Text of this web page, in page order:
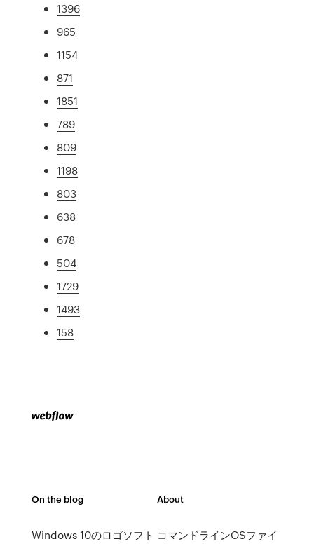
1396
965
1154
871
1851
789
809
1198
803
638
678
504
1729
1493
158
On the blog
Windows 10のロゴソフト
About
コマンドラインOSファイ